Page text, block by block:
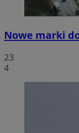
Nowe marki
23
4